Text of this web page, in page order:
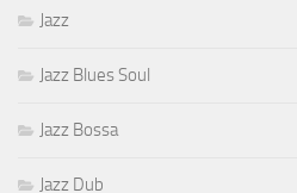
Jazz
Jazz Blues Soul
Jazz Bossa
Jazz Dub